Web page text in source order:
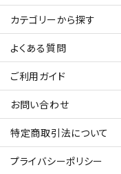
カテゴリーから探す
よくある質問
ご利用ガイド
お問い合わせ
特定商取引法について
プライバシーポリシー